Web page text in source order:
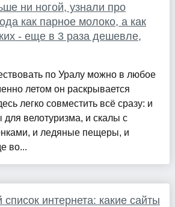
ни ногой, узнали про
как парное молоко, а как
- еще в 3 раза дешевле,
по Уралу можно в любое
летом он раскрывается
легко совместить всё сразу: и
велотуризма, и скалы с
и ледяные пещеры, и
во...
интернета: какие сайты